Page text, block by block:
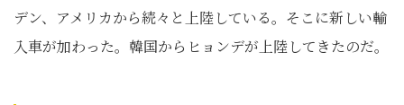
デン、アメリカから続々と上陸している。そこに新しい輸
入車が加わった。韓国からヒョンデが上陸してきたのだ。